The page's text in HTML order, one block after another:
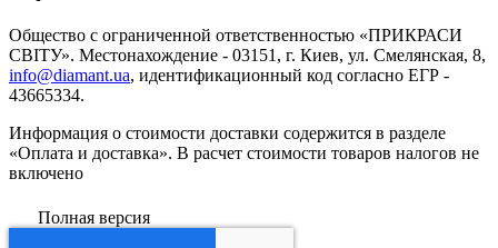
Общество с ограниченной ответственностью «ПРИКРАСИ
СВІТУ». Местонахождение - 03151, г. Киев, ул. Смелянская, 8,
info@diamant.ua, идентификационный код согласно ЕГР -
43665334.
Информация о стоимости доставки содержится в разделе
«Оплата и доставка». В расчет стоимости товаров налогов не
включено
Полная версия